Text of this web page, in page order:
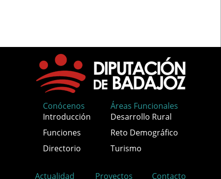
Conócenos
Introducción
Funciones
Directorio
Áreas Funcionales
Desarrollo Rural
Reto Demográfico
Turismo
Actualidad Proyectos Contacto